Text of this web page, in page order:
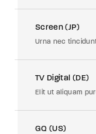
Screen (JP)
Urna nec
TV Digital (DE)
Elit ut aliquam
GQ (US)